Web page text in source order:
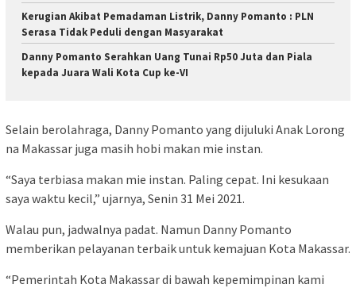
Kerugian Akibat Pemadaman Listrik, Danny Pomanto : PLN
Serasa Tidak Peduli dengan Masyarakat
Danny Pomanto Serahkan Uang Tunai Rp50 Juta dan Piala
kepada Juara Wali Kota Cup ke-VI
Selain berolahraga, Danny Pomanto yang dijuluki Anak Lorong
na Makassar juga masih hobi makan mie instan.
“Saya terbiasa makan mie instan. Paling cepat. Ini kesukaan
saya waktu kecil,” ujarnya, Senin 31 Mei 2021.
Walau pun, jadwalnya padat. Namun Danny Pomanto
memberikan pelayanan terbaik untuk kemajuan Kota Makassar.
“Pemerintah Kota Makassar di bawah kepemimpinan kami